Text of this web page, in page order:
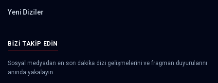
Yeni Diziler
BIZI TAKIP EDIN
Sosyal medyadan en son dakika dizi gelişmelerini ve fragman duyurularını
anında yakalayın.